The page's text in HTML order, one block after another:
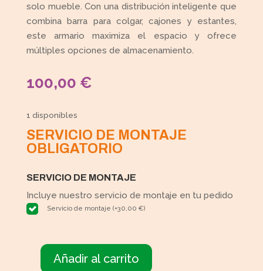
solo mueble. Con una distribución inteligente que
combina barra para colgar, cajones y estantes,
este armario maximiza el espacio y ofrece
múltiples opciones de almacenamiento.
100,00 €
1 disponibles
SERVICIO DE MONTAJE
OBLIGATORIO
SERVICIO DE MONTAJE
Incluye nuestro servicio de montaje en tu pedido
Servicio de montaje (+30,00 €)
ArmarioAñadir al carrito